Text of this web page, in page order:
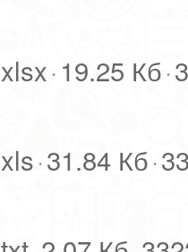
xlsx·19.25 Кб·
xls·31.84 Кб·